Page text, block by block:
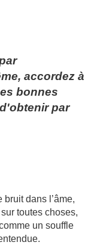
accordez à
bonnes
par
bruit dans l’âme,
toutes choses,
un souffle